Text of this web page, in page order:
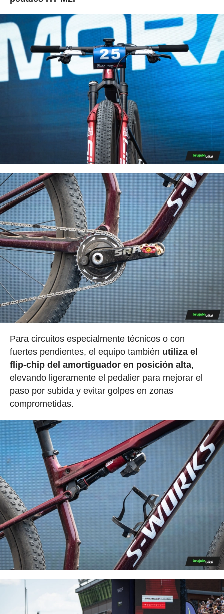
Para circuitos especialmente técnicos o con
fuertes pendientes, el equipo también utiliza el
flip-chip del amortiguador en posición alta,
elevando ligeramente el pedalier para mejorar el
paso por subida y evitar golpes en zonas
comprometidas.